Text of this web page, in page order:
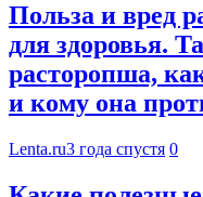
Польза и вред
для здоровья.
расторопша,
и кому она
Lenta.ru3 года спустя 0